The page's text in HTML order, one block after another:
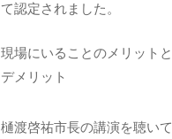
て認定されました。
現場にいることのメリットと
デメリット
樋渡啓祐市長の講演を聴いて